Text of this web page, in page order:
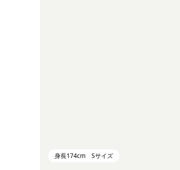
身長174cm Sサイズ